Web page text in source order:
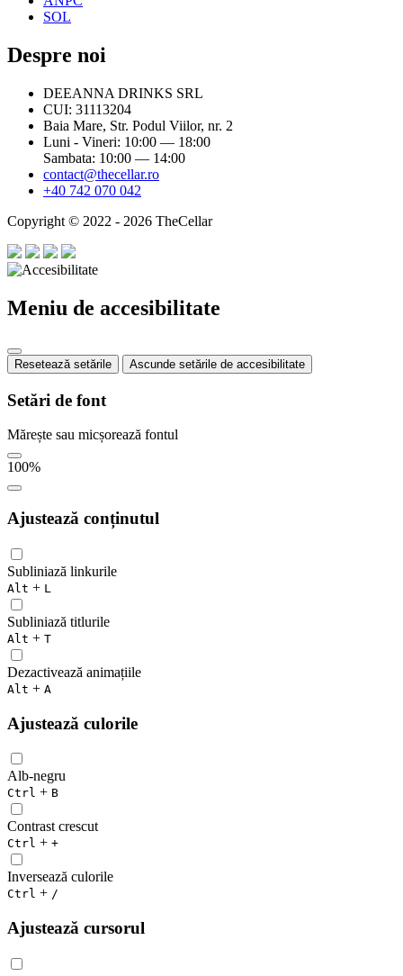
SOL
Despre noi
DEEANNA DRINKS SRL
CUI: 31113204
Baia Mare, Str. Podul Viilor, nr. 2
Luni - Vineri: 10:00 — 18:00
Sambata: 10:00 — 14:00
contact@thecellar.ro
+40 742 070 042
Copyright © 2022 - 2026 TheCellar
Meniu de accesibilitate
Resetează setările Ascunde setările de accesibilitate
Setări de font
Mărește sau micșorează fontul
100%
Ajustează conținutul
Subliniază linkurile
Alt + L
Subliniază titlurile
Alt + T
Dezactivează animațiile
Alt + A
Ajustează culorile
Alb-negru
Ctrl + B
Contrast crescut
Ctrl + +
Inversează culorile
Ctrl + /
Ajustează cursorul